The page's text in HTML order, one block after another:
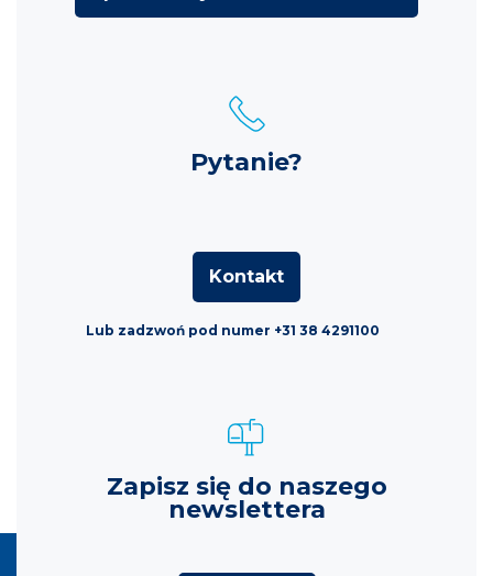
Pytanie?
Kontakt
Lub zadzwoń pod numer +31 38 4291100
Zapisz się do naszego
newslettera